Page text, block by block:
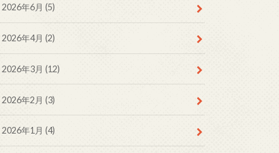
2026年6月 (5)
2026年4月 (2)
2026年3月 (12)
2026年2月 (3)
2026年1月 (4)